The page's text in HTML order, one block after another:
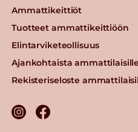
Ammattikeittiöt
Tuotteet ammattikeittiöön
Elintarviketeollisuus
Ajankohtaista
Rekisteriseloste